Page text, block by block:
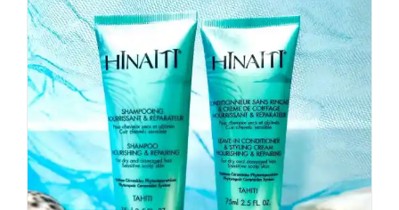
10 Idées Cadeaux Pour La Fête Des Mères